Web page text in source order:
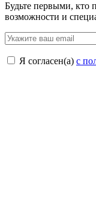
Будьте первыми, кто
возможности и
Я согласен(a) с